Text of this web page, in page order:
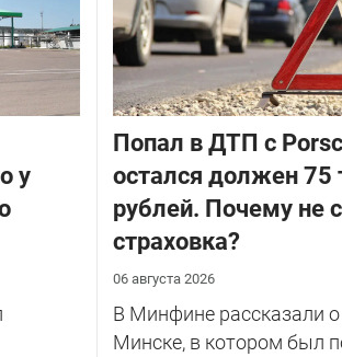
у
​Попал в ДТП с
остался должен 75
рублей. Почему не
страховка?
06 августа 2026
В Минфине рассказали
Минске, в котором был